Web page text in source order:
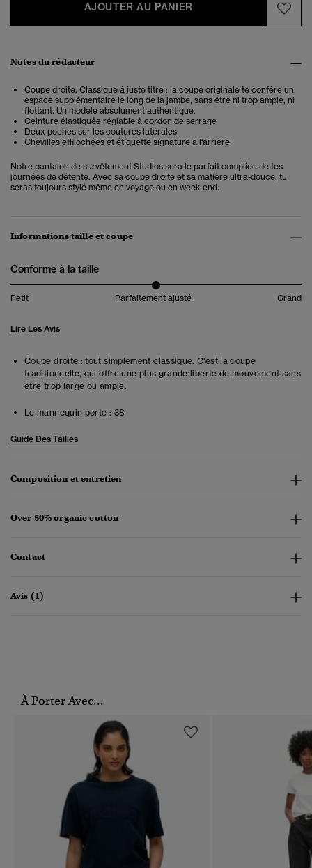
AJOUTER AU PANIER
Notes du rédacteur
Coupe droite. Classique à juste titre : la coupe originale te confère un
espace supplémentaire le long de la jambe, sans être ni trop ample, ni
flottant. Un modèle absolument authentique.
Ceinture élastiquée réglable à cordon de serrage
Deux poches sur les coutures latérales
Chevilles effilochées et étiquette signature à l'arrière
Notre pantalon de survêtement Studios sera le parfait complice de tes
journées de détente. Avec sa coupe droite et sa matière ultra-douce, tu
seras toujours stylé même en voyage ou en week-end.
Informations taille et coupe
Conforme à la taille
Petit Parfaitement ajusté Grand
Lire Les Avis
Coupe droite : tout simplement classique. C'est la coupe
traditionnelle, qui offre une plus grande liberté de mouvement sans
être trop large ou ample.
Le mannequin porte : 38
Guide Des Tailles
Composition et entretien
Over 50% organic cotton
Contact
Avis (1)
À Porter Avec...